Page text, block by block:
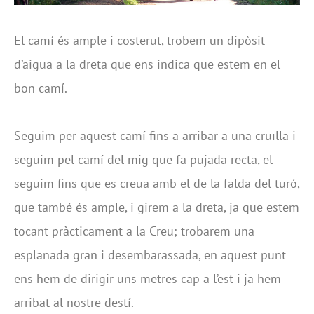
El camí és ample i costerut, trobem un dipòsit
d’aigua a la dreta que ens indica que estem en el
bon camí.
Seguim per aquest camí fins a arribar a una cruïlla i
seguim pel camí del mig que fa pujada recta, el
seguim fins que es creua amb el de la falda del turó,
que també és ample, i girem a la dreta, ja que estem
tocant pràcticament a la Creu; trobarem una
esplanada gran i desembarassada, en aquest punt
ens hem de dirigir uns metres cap a l’est i ja hem
arribat al nostre destí.